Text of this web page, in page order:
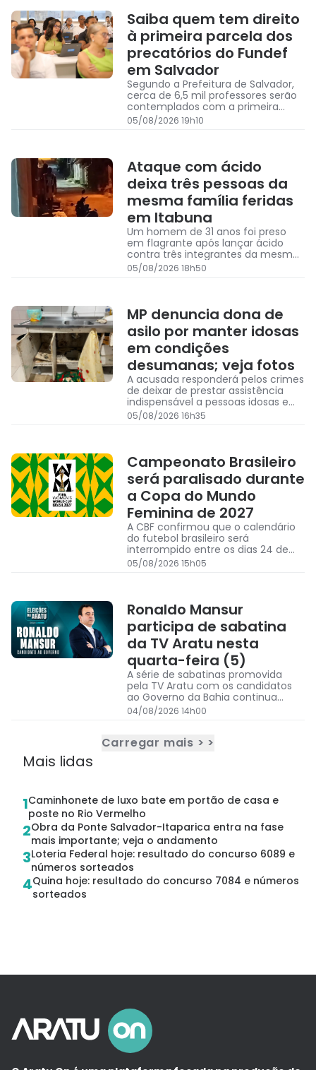
Saiba quem tem direito
à primeira parcela dos
precatórios do Fundef
em Salvador
Segundo a Prefeitura de Salvador,
cerca de 6,5 mil professores serão
contemplados com a primeira
parcela dos precatórios do Fundef
05/08/2026 19h10
Ataque com ácido
deixa três pessoas da
mesma família feridas
em Itabuna
Um homem de 31 anos foi preso
em flagrante após lançar ácido
contra três integrantes da mesma
família em Itabuna, na Bahia
05/08/2026 18h50
MP denuncia dona de
asilo por manter idosas
em condições
desumanas; veja fotos
A acusada responderá pelos crimes
de deixar de prestar assistência
indispensável a pessoas idosas e
expô-las a condições desumanas
05/08/2026 16h35
Campeonato Brasileiro
será paralisado durante
a Copa do Mundo
Feminina de 2027
A CBF confirmou que o calendário
do futebol brasileiro será
interrompido entre os dias 24 de
junho e 25 de julho de 2027
05/08/2026 15h05
Ronaldo Mansur
participa de sabatina
da TV Aratu nesta
quarta-feira (5)
A série de sabatinas promovida
pela TV Aratu com os candidatos
ao Governo da Bahia continua
nesta quarta-feira (5), às 13h, com
a participação de Ronaldo Mansur
04/08/2026 14h00
Carregar mais > >
Mais lidas
1Caminhonete de luxo bate em portão de casa e
poste no Rio Vermelho
2Obra da Ponte Salvador-Itaparica entra na fase
mais importante; veja o andamento
3Loteria Federal hoje: resultado do concurso 6089 e
números sorteados
4Quina hoje: resultado do concurso 7084 e números
sorteados